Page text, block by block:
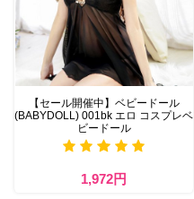
【セール開催中】ベビードール
(BABYDOLL) 001bk エロ コスプレベ
ビードール
1,972円